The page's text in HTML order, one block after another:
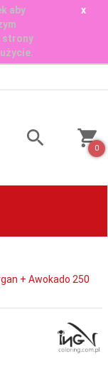
aby
strony
x
0
+ Awokado 250